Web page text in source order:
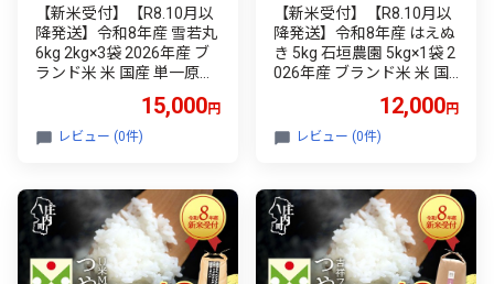
【新米受付】【R8.10月以
降発送】令和8年産 雪若丸
6kg 2kg×3袋 2026年産 ブ
ランド米 米 国産 単一原料
リの原点、亀の尾発祥の地
庄内
15,000円
レビュー (0件)
【新米受付】【R8.10月以
降発送】令和8年産 はえぬ
き 5kg 石垣農園 5kg×1袋 2
026年産 ブランド米 米 国
野 コシヒカリの原点、亀
の尾発祥の地 庄内
12,000円
レビュー (0件)